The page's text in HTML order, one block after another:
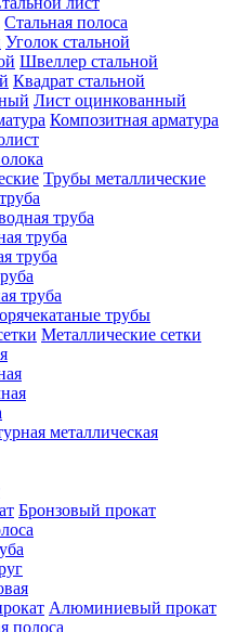
Стальная полоса
Уголок стальной
Швеллер стальной
Квадрат стальной
Лист оцинкованный
Композитная арматура
Трубы металлические
труба
труба
труба
труба
трубы
Металлические сетки
металлическая
Бронзовый прокат
Алюминиевый прокат
полоса